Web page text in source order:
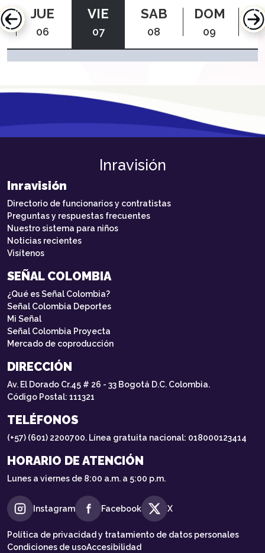
JUE
06
VIE
07
SAB
08
DOM
09
Inravisión
Inravisión
Directorio de funcionarios y contratistas
Preguntas y respuestas frecuentes
Nuestro sistema para niños
Noticias recientes
Visítenos
SEÑAL COLOMBIA
¿Qué es Señal Colombia?
Señal Colombia Deportes
Mi Señal
Señal Colombia Proyecta
Mercado de coproducción
DIRECCIÓN
Av. El Dorado Cr.45 # 26 - 33 Bogotá D.C. Colombia.
Código Postal: 111321
TELÉFONOS
(+57) (601) 2200700. Línea gratuita nacional: 018000123414
HORARIO DE ATENCIÓN
Lunes a viernes de 8:00 a.m. a 5:00 p.m.
Instagram Facebook X
Política de privacidad y tratamiento de datos personales
Condiciones de usoAccesibilidad